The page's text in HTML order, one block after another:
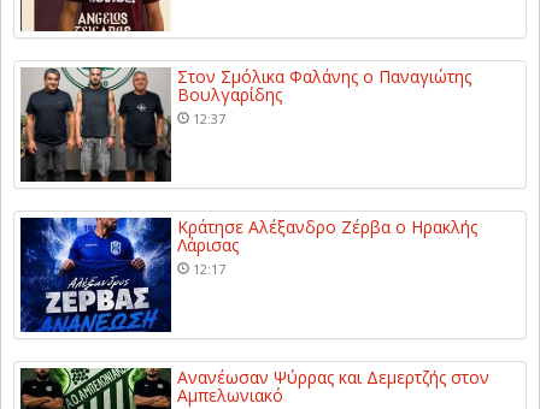
Στον Σμόλικα Φαλάνης ο Παναγιώτης
Βουλγαρίδης
12:37
Κράτησε Αλέξανδρο Ζέρβα ο Ηρακλής
Λάρισας
12:17
Ανανέωσαν Ψύρρας και Δεμερτζής στον
Αμπελωνιακό